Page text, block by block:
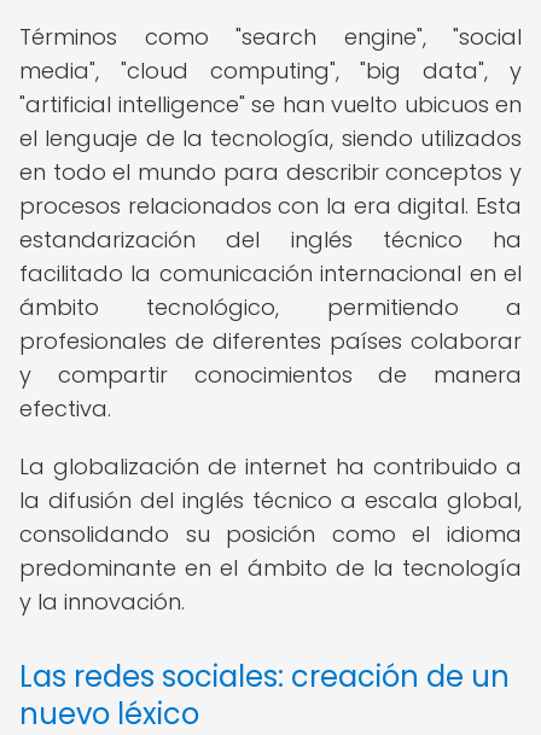
Términos como "search engine", "social
media", "cloud computing", "big data", y
"artificial intelligence" se han vuelto ubicuos en
el lenguaje de la tecnología, siendo utilizados
en todo el mundo para describir conceptos y
procesos relacionados con la era digital. Esta
estandarización del inglés técnico ha
facilitado la comunicación internacional en el
ámbito tecnológico, permitiendo a
profesionales de diferentes países colaborar
y compartir conocimientos de manera
efectiva.
La globalización de internet ha contribuido a
la difusión del inglés técnico a escala global,
consolidando su posición como el idioma
predominante en el ámbito de la tecnología
y la innovación.
Las redes sociales: creación de un
nuevo léxico